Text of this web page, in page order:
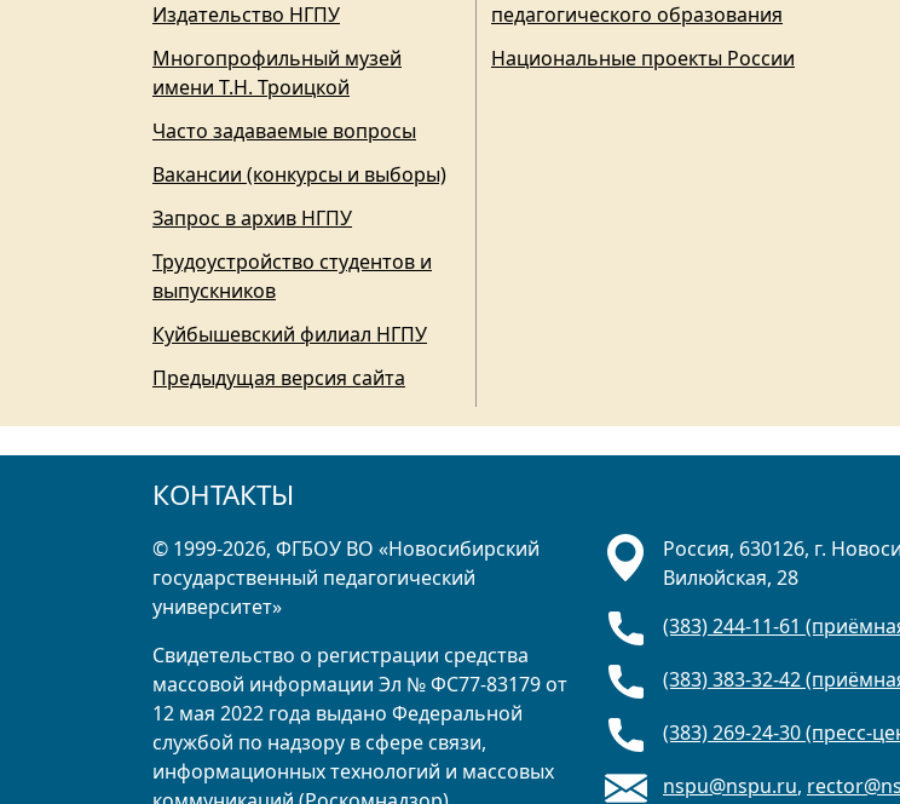
Издательство НГПУ
Многопрофильный музей
имени Т.Н. Троицкой
Часто задаваемые вопросы
Вакансии (конкурсы и выборы)
Запрос в архив НГПУ
Трудоустройство студентов и
выпускников
Куйбышевский филиал НГПУ
Предыдущая версия сайта
педагогического образования
Национальные проекты России
КОНТАКТЫ
© 1999-2026, ФГБОУ ВО «Новосибирский
государственный педагогический
университет»
Свидетельство о регистрации средства
массовой информации Эл № ФС77-83179 от
12 мая 2022 года выдано Федеральной
службой по надзору в сфере связи,
информационных технологий и массовых
Россия, 630126, г.
Вилюйская, 28
(383) 244-11-61
(383) 383-32-42
(383) 269-24-30 (пресс-
nspu@nspu.ru,